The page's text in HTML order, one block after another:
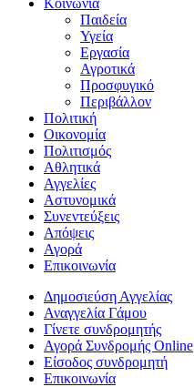
Κοινωνία
Παιδεία
Υγεία
Εργασία
Αγροτικά
Προσφυγικό
Περιβάλλον
Πολιτική
Οικονομία
Πολιτισμός
Αθλητικά
Αγγελίες
Αστυνομικά
Συνεντεύξεις
Απόψεις
Αγορά
Επικοινωνία
Δημοσιεύση Αγγελίας
Αναγγελία Γάμου
Γίνετε συνδρομητής
Αγορά Συνδρομής Online
Είσοδος συνδρομητή
Επικοινωνία